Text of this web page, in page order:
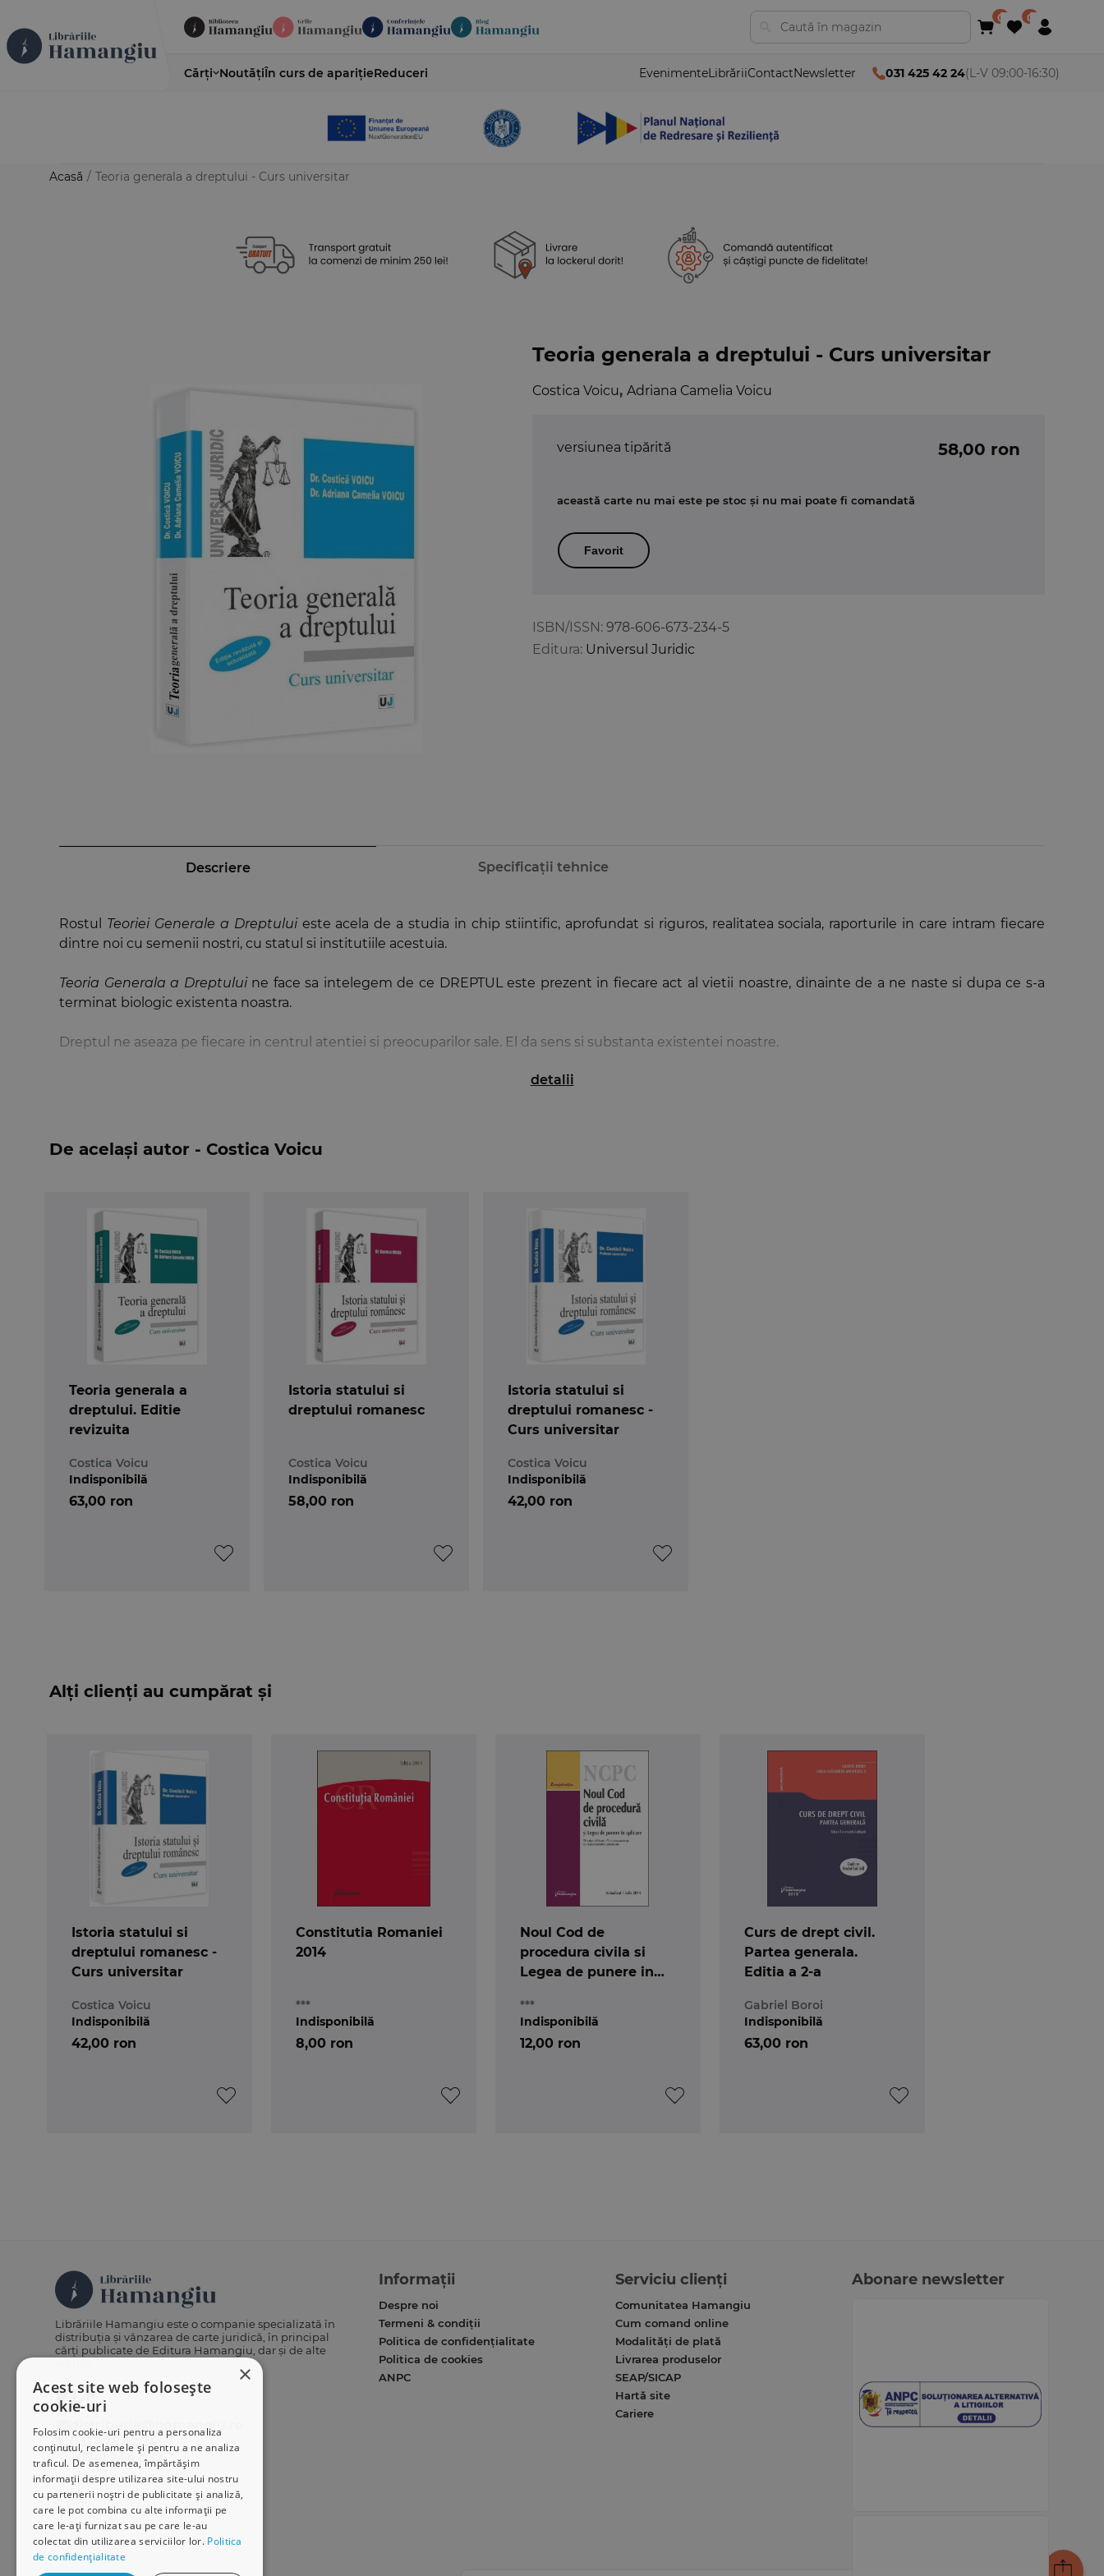
Cărți NoutățiÎn curs de aparițieReduceri EvenimenteLibrăriiContactNewsletter 031 425 42 24(L-V 09:00-16:30)
Acasă / Teoria generala a dreptului - Curs universitar
Teoria generala a dreptului - Curs universitar
Costica Voicu, Adriana Camelia Voicu
ISBN/ISSN: 978-606-673-234-5
Editura: Universul Juridic
versiunea tipărită 58,00 ron
această carte nu mai este pe stoc și nu mai poate fi comandată
Favorit
Descriere Specificații tehnice
Rostul Teoriei Generale a Dreptuluieste acela de a studia in chip stiintific, aprofundat si riguros, realitatea sociala, raporturile in care intram fiecare
dintre noi cu semenii nostri, cu statul si institutiile acestuia.
Teoria Generala a Dreptuluine face sa intelegem de ce DREPTUL este prezent in fiecare act al vietii noastre, dinainte de a ne naste si dupa ce s-a
terminat biologic existenta noastra.
Dreptul ne aseaza pe fiecare in centrul atentiei si preocuparilor sale. El da sens si substanta existentei noastre.
Lucrarea se inscrie, prin tematica abordata si maniera sintetica de elaborare, in cadrul cursurilor universitare destinate studentilor de la facultatile de
detalii
De același autor - Costica Voicu
Teoria generala a
dreptului. Editie
revizuita
Costica Voicu
63,00 ron
Indisponibilă
Istoria statului si
dreptului romanesc
Costica Voicu
58,00 ron
Indisponibilă
Istoria statului si
dreptului romanesc -
Curs universitar
Costica Voicu
42,00 ron
Indisponibilă
Alți clienți au cumpărat și
Istoria statului si
dreptului romanesc -
Curs universitar
Costica Voicu
42,00 ron
Indisponibilă
Constitutia Romaniei
2014
***
8,00 ron
Indisponibilă
Noul Cod de
procedura civila si
Legea de punere in
***
12,00 ron
Indisponibilă
Curs de drept civil.
Partea generala.
Editia a 2-a
Gabriel Boroi
63,00 ron
Indisponibilă
×
Acest site web folosește
cookie-uri
Folosim cookie-uri pentru a personaliza
conținutul, reclamele și pentru a ne analiza
traficul. De asemenea, împărtășim
informații despre utilizarea site-ului nostru
cu partenerii noștri de publicitate și analiză,
care le pot combina cu alte informații pe
care le-ați furnizat sau pe care le-au
colectat din utilizarea serviciilor lor. Politica
de confidențialitate
Librăriile Hamangiu este o companie specializată în
distribuția și vânzarea de carte juridică, în principal
cărți publicate de Editura Hamangiu, dar și de alte
distributie@hamangiu.ro
031 425 42 24
0741 244 032
Informații
Despre noi
Termeni & condiții
Politica de confidențialitate
Politica de cookies
ANPC
Serviciu clienți
Comunitatea Hamangiu
Cum comand online
Modalități de plată
Livrarea produselor
SEAP/SICAP
Hartă site
Cariere
Abonare newsletter